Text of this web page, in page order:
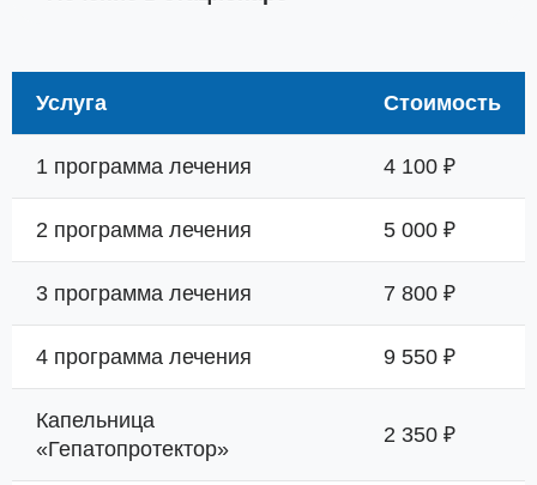
Услуга Стоимость
1 программа лечения 4 100 ₽
2 программа лечения 5 000 ₽
3 программа лечения 7 800 ₽
4 программа лечения 9 550 ₽
Капельница
«Гепатопротектор»
2 350 ₽